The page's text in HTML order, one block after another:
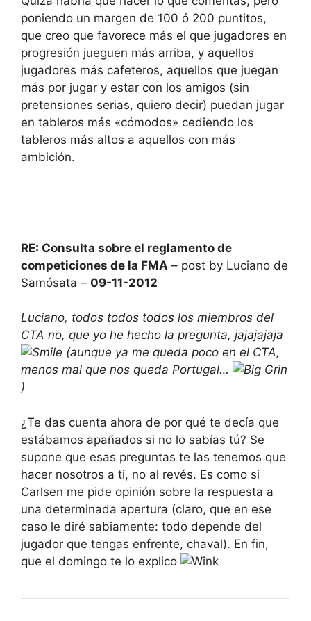
poniendo un margen de 100 ó 200 puntitos,
que creo que favorece más el que jugadores en
progresión jueguen más arriba, y aquellos
jugadores más cafeteros, aquellos que juegan
más por jugar y estar con los amigos (sin
pretensiones serias, quiero decir) puedan jugar
en tableros más «cómodos» cediendo los
tableros más altos a aquellos con más
ambición.
RE: Consulta sobre el reglamento de
competiciones de la FMA – post by Luciano de
Samósata – 09-11-2012
Luciano, todos todos todos los miembros del
CTA no, que yo he hecho la pregunta, jajajajaja
(aunque ya me queda poco en el CTA,
menos mal que nos queda Portugal…
)
¿Te das cuenta ahora de por qué te decía que
estábamos apañados si no lo sabías tú? Se
supone que esas preguntas te las tenemos que
hacer nosotros a ti, no al revés. Es como si
Carlsen me pide opinión sobre la respuesta a
una determinada apertura (claro, que en ese
caso le diré sabiamente: todo depende del
jugador que tengas enfrente, chaval). En fin,
que el domingo te lo explico